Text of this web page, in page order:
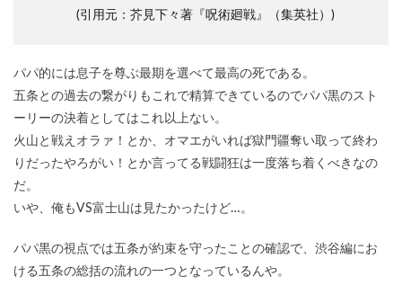
(引用元：芥見下々著『呪術廻戦』（集英社）)
パパ的には息子を尊ぶ最期を選べて最高の死である。
五条との過去の繋がりもこれで精算できているのでパパ黒のスト
ーリーの決着としてはこれ以上ない。
火山と戦えオラァ！とか、オマエがいれば獄門疆奪い取って終わ
りだったやろがい！とか言ってる戦闘狂は一度落ち着くべきなの
だ。
いや、俺もVS富士山は見たかったけど…。
パパ黒の視点では五条が約束を守ったことの確認で、渋谷編にお
ける五条の総括の流れの一つとなっているんや。